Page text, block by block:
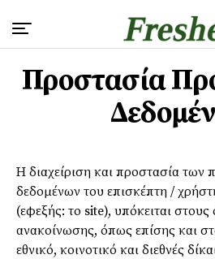
Προστασία
Η διαχείριση και προστασία των
δεδομένων του επισκέπτη /
(εφεξής: το site), υπόκειται
ανακοίνωσης, όπως επίσης και
εθνικό, κοινοτικό και διεθνές